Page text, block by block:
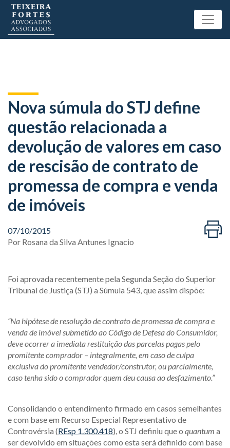
Nova súmula do STJ define
questão relacionada a
devolução de valores em caso
de rescisão de contrato de
promessa de compra e venda
de imóveis
07/10/2015
Por Rosana da Silva Antunes Ignacio
Foi aprovada recentemente pela Segunda Seção do Superior
Tribunal de Justiça (STJ) a Súmula 543, que assim dispõe:
“Na hipótese de resolução de contrato de promessa de compra e
venda de imóvel submetido ao Código de Defesa do Consumidor,
deve ocorrer a imediata restituição das parcelas pagas pelo
promitente comprador – integralmente, em caso de culpa
exclusiva do promitente vendedor/construtor, ou parcialmente,
caso tenha sido o comprador quem deu causa ao desfazimento.”
Consolidando o entendimento firmado em casos semelhantes
e com base em Recurso Especial Representativo de
Controvérsia (REsp 1.300.418), o STJ definiu que o quantum a
ser devolvido em situações como esta será definido com base